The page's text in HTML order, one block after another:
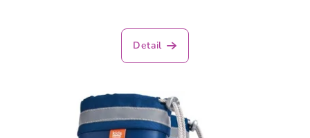
hodnotenie
produktu
5
hviezdičiek.
Detail